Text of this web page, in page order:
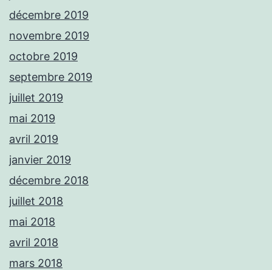
décembre 2019
novembre 2019
octobre 2019
septembre 2019
juillet 2019
mai 2019
avril 2019
janvier 2019
décembre 2018
juillet 2018
mai 2018
avril 2018
mars 2018